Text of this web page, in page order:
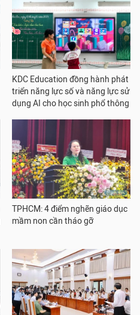
KDC Education đồng hành phát
triển năng lực số và năng lực sử
dụng AI cho học sinh phổ thông
TPHCM: 4 điểm nghẽn giáo dục
mầm non cần tháo gỡ